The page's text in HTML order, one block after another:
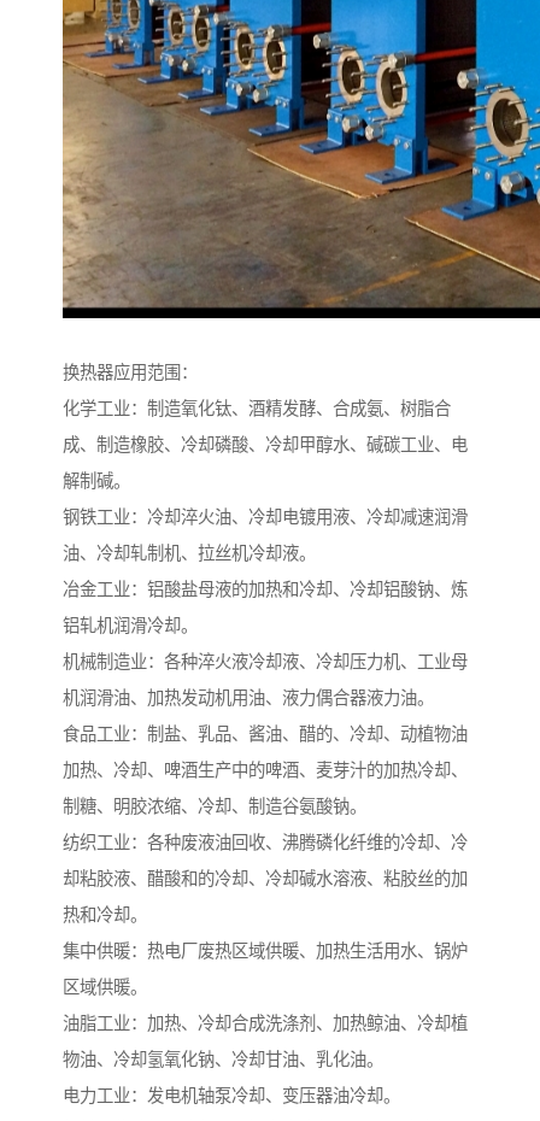
换热器应用范围：
化学工业：制造氧化钛、酒精发酵、合成氨、树脂合
成、制造橡胶、冷却磷酸、冷却甲醇水、碱碳工业、电
解制碱。
钢铁工业：冷却淬火油、冷却电镀用液、冷却减速润滑
油、冷却轧制机、拉丝机冷却液。
冶金工业：铝酸盐母液的加热和冷却、冷却铝酸钠、炼
铝轧机润滑冷却。
机械制造业：各种淬火液冷却液、冷却压力机、工业母
机润滑油、加热发动机用油、液力偶合器液力油。
食品工业：制盐、乳品、酱油、醋的、冷却、动植物油
加热、冷却、啤酒生产中的啤酒、麦芽汁的加热冷却、
制糖、明胶浓缩、冷却、制造谷氨酸钠。
纺织工业：各种废液油回收、沸腾磷化纤维的冷却、冷
却粘胶液、醋酸和的冷却、冷却碱水溶液、粘胶丝的加
热和冷却。
集中供暖：热电厂废热区域供暖、加热生活用水、锅炉
区域供暖。
油脂工业：加热、冷却合成洗涤剂、加热鲸油、冷却植
物油、冷却氢氧化钠、冷却甘油、乳化油。
电力工业：发电机轴泵冷却、变压器油冷却。